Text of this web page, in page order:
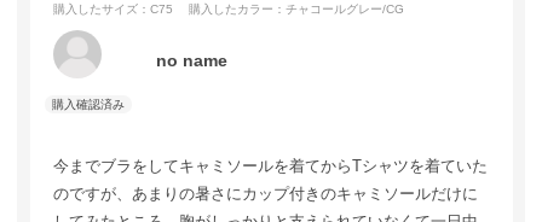
購入したサイズ：C75 購入したカラー：チャコールグレー/CG
no name
今までブラをしてキャミソールを着てからTシャツを着ていた
のですが、あまりの暑さにカップ付きのキャミソールだけに